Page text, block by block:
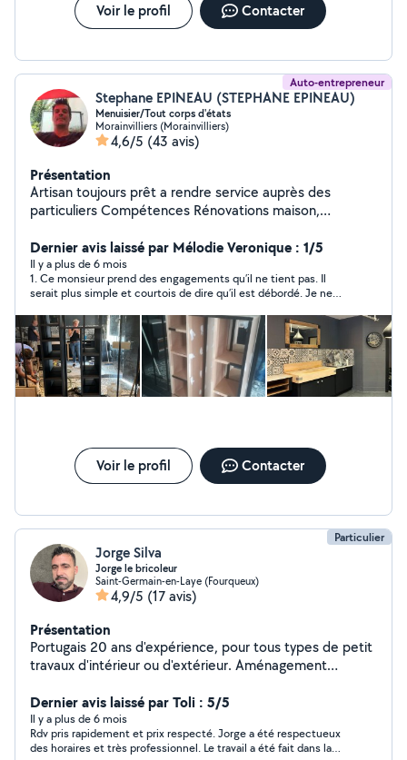
Voir le profil Contacter
Auto-entrepreneur
Stephane EPINEAU (STEPHANE EPINEAU)
Menuisier/Tout corps d'états
Morainvilliers (Morainvilliers)
4,6/5 (43 avis)
Présentation
Artisan toujours prêt a rendre service auprès des
particuliers Compétences Rénovations maison,
Week-End et Semaine Travaux généraux, menuiserie,
peinture, petite plomberie, pose cuisine, Donne Cours
de travaux manuel
Dernier avis laissé par Mélodie Veronique : 1/5
Il y a plus de 6 mois
1. Ce monsieur prend des engagements qu’il ne tient pas. Il
serait plus simple et courtois de dire qu’il est débordé. Je ne
venu. Devait établir un devis sous 8 jours. Je l ai relancé. Pas de
réponse depuis 6 semaines
Voir le profil Contacter
Particulier
Jorge Silva
Jorge le bricoleur
Saint-Germain-en-Laye (Fourqueux)
4,9/5 (17 avis)
Présentation
Portugais 20 ans d'expérience, pour tous types de petit
travaux d'intérieur ou d'extérieur. Aménagement
gravats par camion si besoin Terrassement Divers
services
Dernier avis laissé par Toli : 5/5
Il y a plus de 6 mois
Rdv pris rapidement et prix respecté. Jorge a été respectueux
des horaires et très professionnel. Le travail a été fait dans la